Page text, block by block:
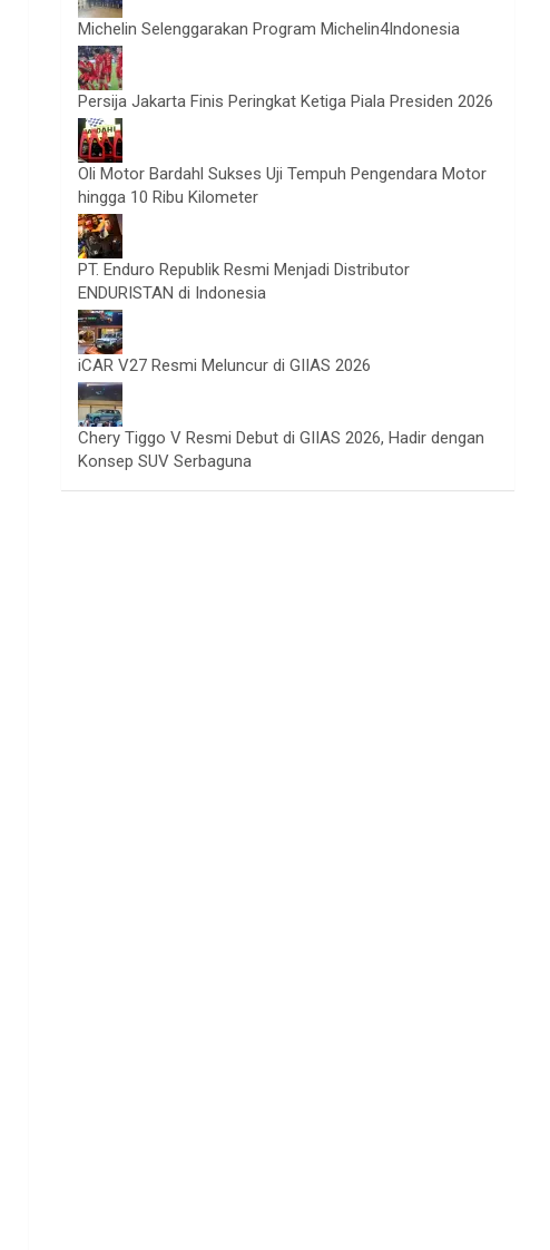
Michelin Selenggarakan Program Michelin4Indonesia
Persija Jakarta Finis Peringkat Ketiga Piala Presiden 2026
Oli Motor Bardahl Sukses Uji Tempuh Pengendara Motor
hingga 10 Ribu Kilometer
PT. Enduro Republik Resmi Menjadi Distributor
ENDURISTAN di Indonesia
iCAR V27 Resmi Meluncur di GIIAS 2026
Chery Tiggo V Resmi Debut di GIIAS 2026, Hadir dengan
Konsep SUV Serbaguna